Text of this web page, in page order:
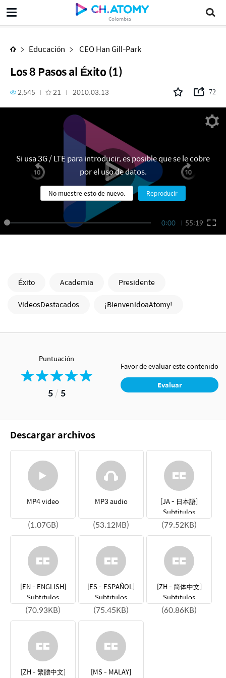
Colombia
Los 8 Pasos al Éxito (1)
Educación CEO Han Gill-Park
Los 8 Pasos al Éxito (1)
2,545 21 2010.03.13 72
0:00 55:19
Si usa 3G / LTE para introducir, es posible que se le cobre
por el uso de datos.
No muestre esto de nuevo. Reproducir
Éxito Academia
Presidente
VideosDestacados
¡BienvenidoaAtomy!
Puntuación
5/ 5
Favor de evaluar este contenido
Evaluar
Descargar archivos
MP4 video
(1.07GB)
MP3 audio
(53.12MB)
[JA - 日本語]
Subtitulos
(79.52KB)
[EN - ENGLISH]
Subtitulos
(70.93KB)
[ES - ESPAÑOL]
Subtitulos
(75.45KB)
[ZH - 简体中文]
Subtitulos
(60.86KB)
[ZH - 繁體中文]
[MS - MALAY]